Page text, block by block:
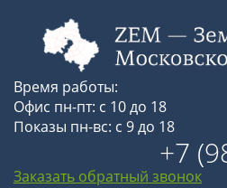
Время работы:
Офис пн-пт: с 10 до 18
Показы пн-вс: с 9 до 18
+7
Заказать обратный звонок